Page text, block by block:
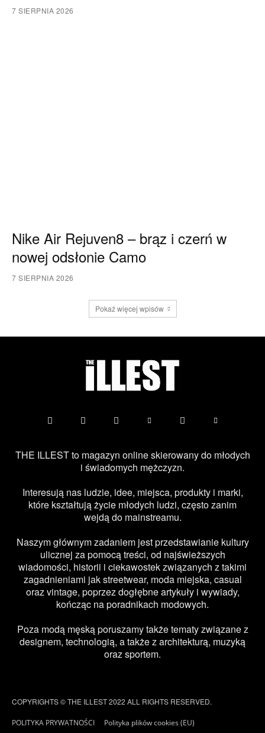
7 SIERPNIA 2026
Nike Air Rejuven8 – brąz i czerń w
nowej odsłonie Camo
7 SIERPNIA 2026
Pokaż więcej wpisów
THE ILLEST to magazyn online skierowany do młodych
i świadomych mężczyzn.
Interesują nas ludzie, idee, miejsca, produkty i marki,
które kształtują życie młodych ludzi, często zanim
wejdą do mainstreamu.
Naszym głównym zadaniem jest przedstawianie kultury
ulicznej za pomocą treści, od najświeższych
wiadomości, historii i ciekawostek związanych z takimi
zagadnieniami jak streetwear, moda miejska, casual
oraz vintage, poprzez dogłębne artykuły i wywiady,
kończąc na poradnikach modowych.
Poza modą męską poruszamy także tematy związane z
designem, technologią, a także z architekturą, muzyką
oraz sportem.
COPYRIGHTS © THE ILLEST 2022 ALL RIGHTS RESERVED.
POLITYKA PRYWATNOŚCI Polityka plików cookies (EU)